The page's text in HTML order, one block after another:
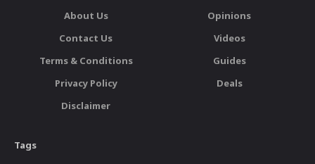
About Us
Contact Us
Terms & Conditions
Privacy Policy
Disclaimer
Opinions
Videos
Guides
Deals
Tags